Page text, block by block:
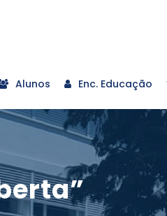
Alunos Enc. Educação